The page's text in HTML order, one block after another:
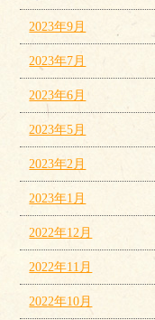
2023年9月
2023年7月
2023年6月
2023年5月
2023年2月
2023年1月
2022年12月
2022年11月
2022年10月